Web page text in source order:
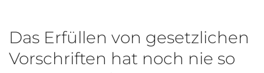
Das Erfüllen von gesetzlichen
Vorschriften hat noch nie so